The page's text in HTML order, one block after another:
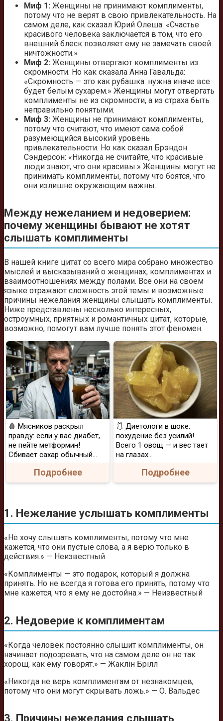
Миф 1: Женщины не принимают комплименты,
потому что не верят в свою привлекательность. На
самом деле, как сказал Юрий Олеша: «Счастье
красивого человека заключается в том, что его
внешний блеск позволяет ему не замечать своей
ничтожности.»
Миф 2: Женщины отвергают комплименты из
скромности. Но как сказала Анна Гавальда:
«Скромность — это как рубашка: нужна иначе все
будет белым сухарем.» Женщины могут отвергать
комплименты не из скромности, а из страха быть
неправильно понятыми.
Миф 3: Женщины не принимают комплименты,
потому что считают, что имеют сама собой
разумеющийся высокий уровень
привлекательности. Но как сказал Брэндон
Сэндерсон: «Никогда не считайте, что красивые
люди знают, что они красивы.» Женщины могут не
принимать комплименты, потому что боятся, что
они излишне окружающим важны.
Между нежеланием и недоверием:
почему женщины бывают не хотят
слышать комплименты
В нашей книге цитат со всего мира собрано множество
мыслей и высказываний о женщинах, комплиментах и
взаимоотношениях между полами. Все они на своем
языке отражают сложность этой темы и возможные
причины нежелания женщины слышать комплименты.
Ниже представлены несколько интересных,
остроумных, приятных и романтичных цитат, которые,
возможно, помогут вам лучше понять этот феномен.
🩸 Мясников раскрыл
правду: если у вас диабет,
не пейте метформин!
Сбивает сахар обычный...
Подробнее
🩱 Диетологи в шоке:
похудение без усилий!
Всего 1 овощ — и вес тает
на глазах…
Подробнее
1. Нежелание услышать комплименты
«Не хочу слышать комплименты, потому что мне
кажется, что они пустые слова, а я верю только в
действия.» — Неизвестный
«Комплименты — это подарок, который я должна
принять. Но не всегда я готова его принять, потому что
мне кажется, что я ему не достойна.» — Неизвестный
2. Недоверие к комплиментам
«Когда человек постоянно слышит комплименты, он
начинает подозревать, что на самом деле он не так
хорош, как ему говорят.» — Жаклін Брілл
«Никогда не верь комплиментам от незнакомцев,
потому что они могут скрывать ложь.» — О. Вальдес
3. Причины нежелания слышать